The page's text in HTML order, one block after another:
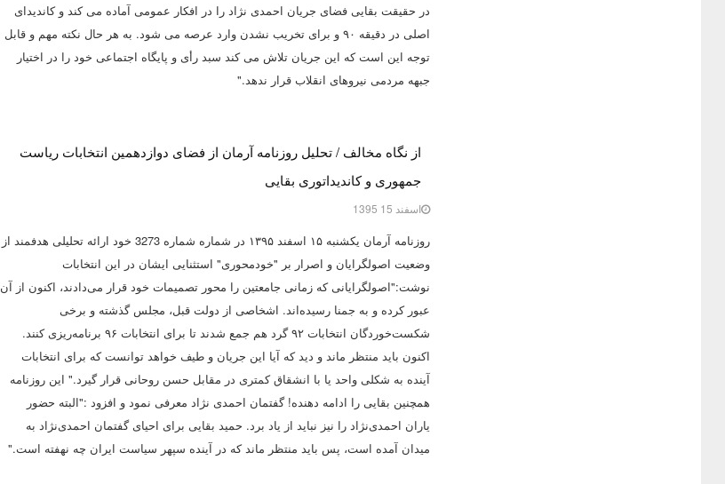
در حقیقت بقایی فضای جریان احمدی نژاد را در افکار عمومی آماده می کند و کاندیدای
اصلی در دقیقه ۹۰ و برای تخریب نشدن وارد عرصه می شود. به هر حال نکته مهم و قابل
توجه این است که این جریان تلاش می کند سبد رأی و پایگاه اجتماعی خود را در اختیار
جبهه مردمی نیروهای انقلاب قرار ندهد."
از نگاه مخالف / تحلیل روزنامه آرمان از فضای دوازدهمین انتخابات ریاست
جمهوری و کاندیداتوری بقایی
اسفند 15 1395
روزنامه آرمان يکشنبه ۱۵ اسفند ۱۳۹۵ در شماره شماره 3273 خود ارائه تحلیلی هدفمند از
وضعیت اصولگرایان و اصرار بر "خودمحوری" استثنایی ایشان در این انتخابات
نوشت:"اصولگرایانی که زمانی جامعتین را محور تصمیمات خود قرار می‌دادند، اکنون از آن
عبور کرده و به جمنا رسیده‌اند. اشخاصی از دولت قبل، مجلس گذشته و برخی
شکست‌خوردگان انتخابات ۹۲ گرد هم جمع شدند تا برای انتخابات ۹۶ برنامه‌ریزی کنند.
اکنون باید منتظر ماند و دید که آیا این جریان و طیف خواهد توانست که برای انتخابات
آینده به شکلی واحد یا با انشقاق کمتری در مقابل حسن روحانی قرار گیرد." این روزنامه
همچنین بقایی را ادامه دهنده! گفتمان احمدی نژاد معرفی نمود و افزود :"البته حضور
یاران احمدی‌نژاد را نیز نباید از یاد برد. حمید بقایی برای احیای گفتمان احمدی‌نژاد به
میدان آمده است، پس باید منتظر ماند که در آینده سپهر سیاست ایران چه نهفته است."